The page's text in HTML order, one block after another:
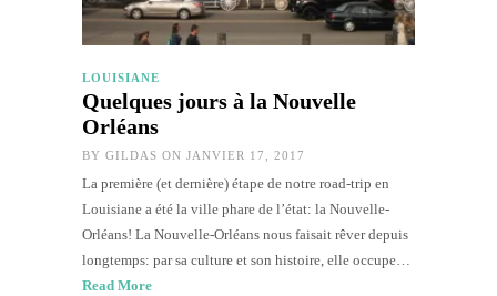
LOUISIANE
Quelques jours à la Nouvelle
Orléans
BY GILDAS ON JANVIER 17, 2017
La première (et dernière) étape de notre road-trip en
Louisiane a été la ville phare de l’état: la Nouvelle-
Orléans! La Nouvelle-Orléans nous faisait rêver depuis
longtemps: par sa culture et son histoire, elle occupe…
Read More